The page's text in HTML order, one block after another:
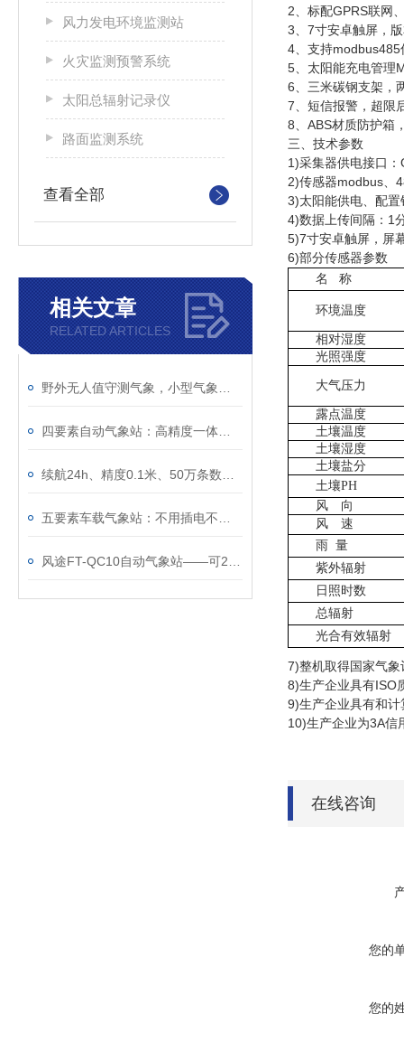
风力发电环境监测站
火灾监测预警系统
太阳总辐射记录仪
路面监测系统
查看全部
相关文章
RELATED ARTICLES
2 、标配GPRS联网
3
7寸安卓触屏，
4 、支持modbus485
5 、太阳能充电管理
6 、三米碳钢支架，
7 、短信报警，超
8
ABS材质防护箱
三、技术参数
1)采集器供电接口：
2)传感器modbus
3)太阳能供电、配
4)数据上传间隔： 1
5)7寸安卓触屏，屏
6)部分传感器参数
名 称
环境温度
相对湿度
光照强度
大气压力
露点温度
土壤温度
土壤湿度
土壤盐分
土壤PH
风 向
风 速
雨 量
紫外辐射
日照时数
总辐射
光合有效辐射
7)整机取得国家气
8)生产企业具有ISO
9)生产企业具有和
10)生产企业为3A信
在线咨询
您的
您的